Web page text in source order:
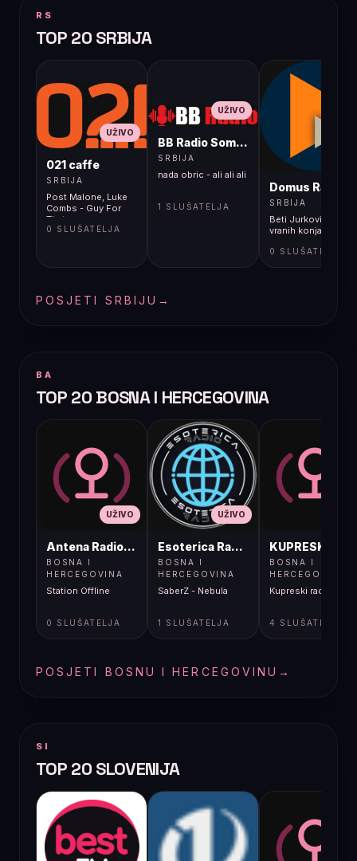
RS
TOP 20 SRBIJA
UŽIVO
021 caffe
SRBIJA
Post Malone, Luke
Combs - Guy For
That
0 SLUŠATELJA
UŽIVO
BB Radio Sombor
SRBIJA
nada obric - ali ali ali
1 SLUŠATELJA
Domus Radio
SRBIJA
Beti Jurković - Trk
vranih konja
0 SLUŠATELJA
POSJETI SRBIJU →
BA
TOP 20 BOSNA I HERCEGOVINA
UŽIVO
Antena Radio, Jelah Tešanj
BOSNA I
HERCEGOVINA
Station Offline
0 SLUŠATELJA
UŽIVO
Esoterica Radio S1
BOSNA I
HERCEGOVINA
SaberZ - Nebula
1 SLUŠATELJA
BOSNA I
HERCEGOVINA
Kupreski radio
4 SLUŠATELJA
POSJETI BOSNU I HERCEGOVINU →
SI
TOP 20 SLOVENIJA